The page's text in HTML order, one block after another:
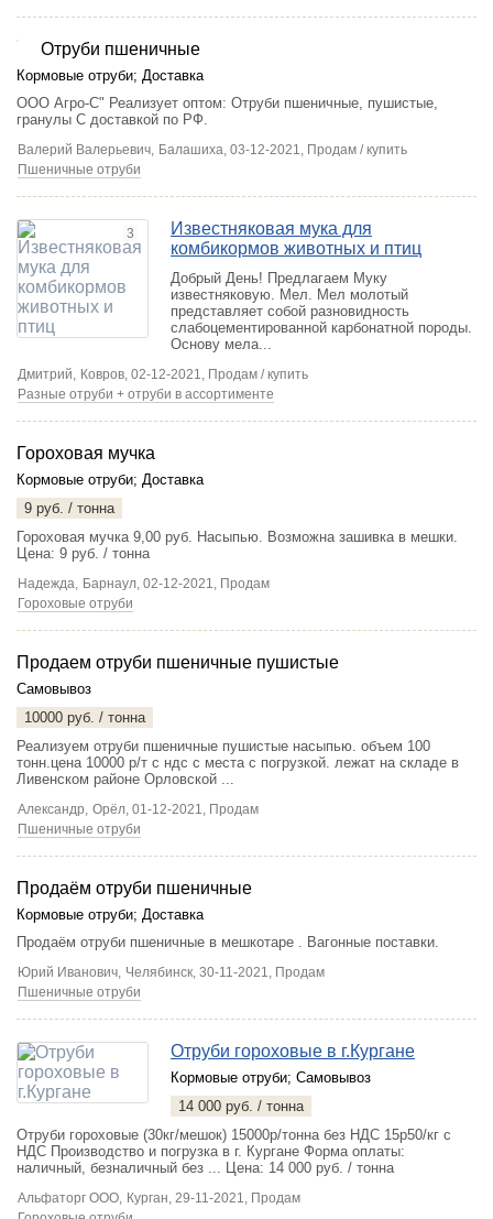
Отруби пшеничные
Кормовые отруби; Доставка
ООО Агро-С" Реализует оптом: Отруби пшеничные, пушистые,
гранулы С доставкой по РФ.
Валерий Валерьевич, Балашиха, 03-12-2021, Продам / купить
Пшеничные отруби
3
Известняковая мука для
комбикормов животных и птиц
Добрый День! Предлагаем Муку
известняковую. Мел. Мел молотый
представляет собой разновидность
слабоцементированной карбонатной породы.
Основу мела...
Дмитрий, Ковров, 02-12-2021, Продам / купить
Разные отруби + отруби в ассортименте
Гороховая мучка
Кормовые отруби; Доставка
9 руб. / тонна
Гороховая мучка 9,00 руб. Насыпью. Возможна зашивка в мешки.
Цена: 9 руб. / тонна
Надежда, Барнаул, 02-12-2021, Продам
Гороховые отруби
Продаем отруби пшеничные пушистые
Самовывоз
10000 руб. / тонна
Реализуем отруби пшеничные пушистые насыпью. объем 100
тонн.цена 10000 р/т с ндс с места с погрузкой. лежат на складе в
Ливенском районе Орловской ...
Александр, Орёл, 01-12-2021, Продам
Пшеничные отруби
Продаём отруби пшеничные
Кормовые отруби; Доставка
Продаём отруби пшеничные в мешкотаре . Вагонные поставки.
Юрий Иванович, Челябинск, 30-11-2021, Продам
Пшеничные отруби
Отруби гороховые в г.Кургане
Кормовые отруби; Самовывоз
14 000 руб. / тонна
Отруби гороховые (30кг/мешок) 15000р/тонна без НДС 15р50/кг с
НДС Производство и погрузка в г. Кургане Форма оплаты:
наличный, безналичный без ... Цена: 14 000 руб. / тонна
Альфаторг ООО, Курган, 29-11-2021, Продам